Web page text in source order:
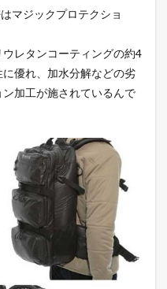
マジックプロテクショ
レタンコーティングの約4
優れ、加水分解などの劣
加工が施されているんで